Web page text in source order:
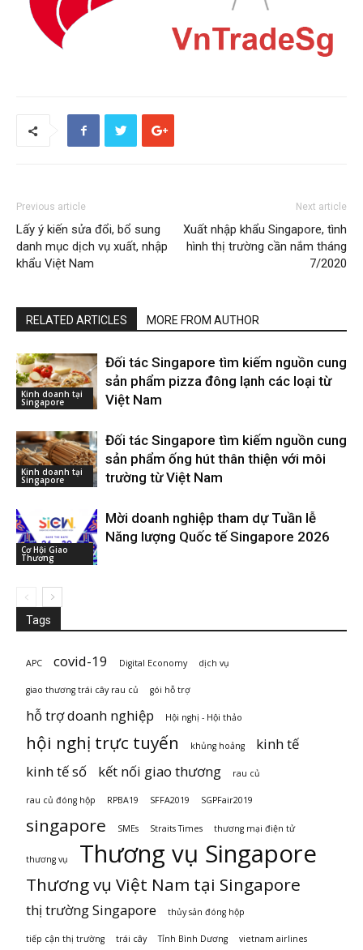
Previous article
Lấy ý kiến sửa đổi, bổ sung
danh mục dịch vụ xuất, nhập
khẩu Việt Nam
Next article
Xuất nhập khẩu Singapore, tình
hình thị trường cần nắm tháng
7/2020
RELATED ARTICLES MORE FROM AUTHOR
Kinh doanh tại
Singapore
Đối tác Singapore tìm kiếm nguồn cung
sản phẩm pizza đông lạnh các loại từ
Việt Nam
Kinh doanh tại
Singapore
Đối tác Singapore tìm kiếm nguồn cung
sản phẩm ống hút thân thiện với môi
trường từ Việt Nam
Cơ Hội Giao
Thương
Mời doanh nghiệp tham dự Tuần lễ
Năng lượng Quốc tế Singapore 2026
Tags
APC covid-19 Digital Economy dịch vụ
giao thương trái cây rau củ gói hỗ trợ
hỗ trợ doanh nghiệp Hội nghị - Hội thảo
hội nghị trực tuyến khủng hoảng
kinh tế
kinh tế số
kết nối giao thương rau củ
rau củ đóng hộp RPBA19 SFFA2019 SGPFair2019
singapore SMEs Straits Times thương mại điện tử
thương vụ Thương vụ Singapore
Thương vụ Việt Nam tại Singapore
thị trường Singapore thủy sản đóng hộp
tiếp cận thị trường trái cây Tỉnh Bình Dương vietnam airlines